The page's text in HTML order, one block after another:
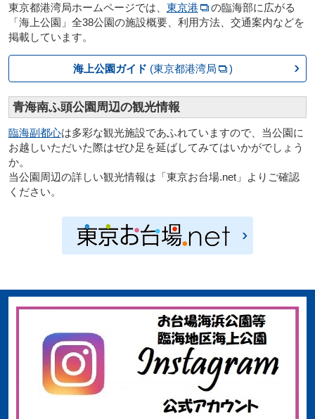
東京都港湾局ホームページでは、 東京港
の臨海部に広がる
「海上公園」全38公園の施設概要、利用方法、交通案内などを
掲載しています。
海上公園ガイド (東京都港湾局 )
青海南ふ頭公園周辺の観光情報
臨海副都心は多彩な観光施設であふれていますので、当公園に
お越しいただいた際はぜひ足を延ばしてみてはいかがでしょう
か。
当公園周辺の詳しい観光情報は「東京お台場.net」よりご確認
ください。